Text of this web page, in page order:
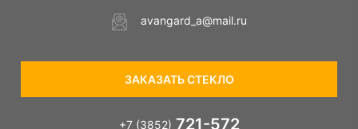
avangard_a@mail.ru
ЗАКАЗАТЬ СТЕКЛО
+7 (3852) 721-572